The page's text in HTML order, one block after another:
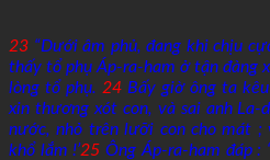
23 “Dưới âm phủ, đang khi chịu
thấy tổ phụ Áp-ra-ham ở tận đàng
lòng tổ phụ. 24 Bấy giờ ông ta
xin thương xót con, và sai anh La-
nước, nhỏ trên lưỡi con cho mát
khổ lắm !’25 Ông Áp-ra-ham đáp :